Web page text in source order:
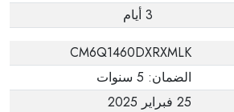
3 أيام
CM6Q1460DXRXMLK
الضمان: 5 سنوات
25 فبراير 2025